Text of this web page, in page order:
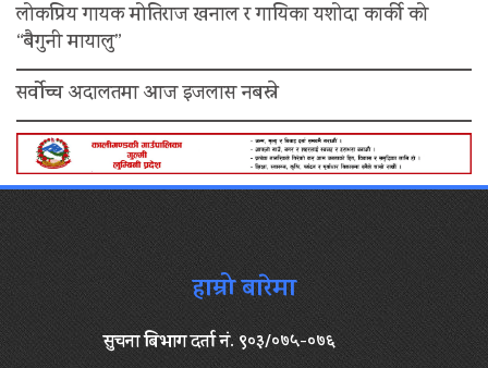
लोकप्रिय गायक मोतिराज खनाल र गायिका यशोदा कार्की को
“बैगुनी मायालु”
सर्वोच्च अदालतमा आज इजलास नबस्ने
हाम्रो बारेमा
सुचना बिभाग दर्ता नं. ९०३/०७५-०७६